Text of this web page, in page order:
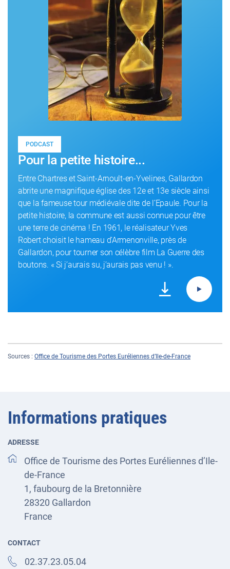
PODCAST
Pour la petite histoire...
Entre Chartres et Saint-Arnoult-en-Yvelines, Gallardon
abrite une magnifique église des 12e et 13e siècle ainsi
que la fameuse tour médiévale dite de l’Epaule. Pour la
petite histoire, la commune est aussi connue pour être
une terre de cinéma ! En 1961, le réalisateur Yves
Robert choisit le hameau d’Armenonville, près de
Gallardon, pour tourner son célèbre film La Guerre des
boutons. « Si j’aurais su, j’aurais pas venu ! ».
Sources : Office de Tourisme des Portes Euréliennes d’Ile-de-France
Informations pratiques
ADRESSE
Office de Tourisme des Portes Euréliennes d’Ile-
de-France
1, faubourg de la Bretonnière
28320 Gallardon
France
CONTACT
02.37.23.05.04